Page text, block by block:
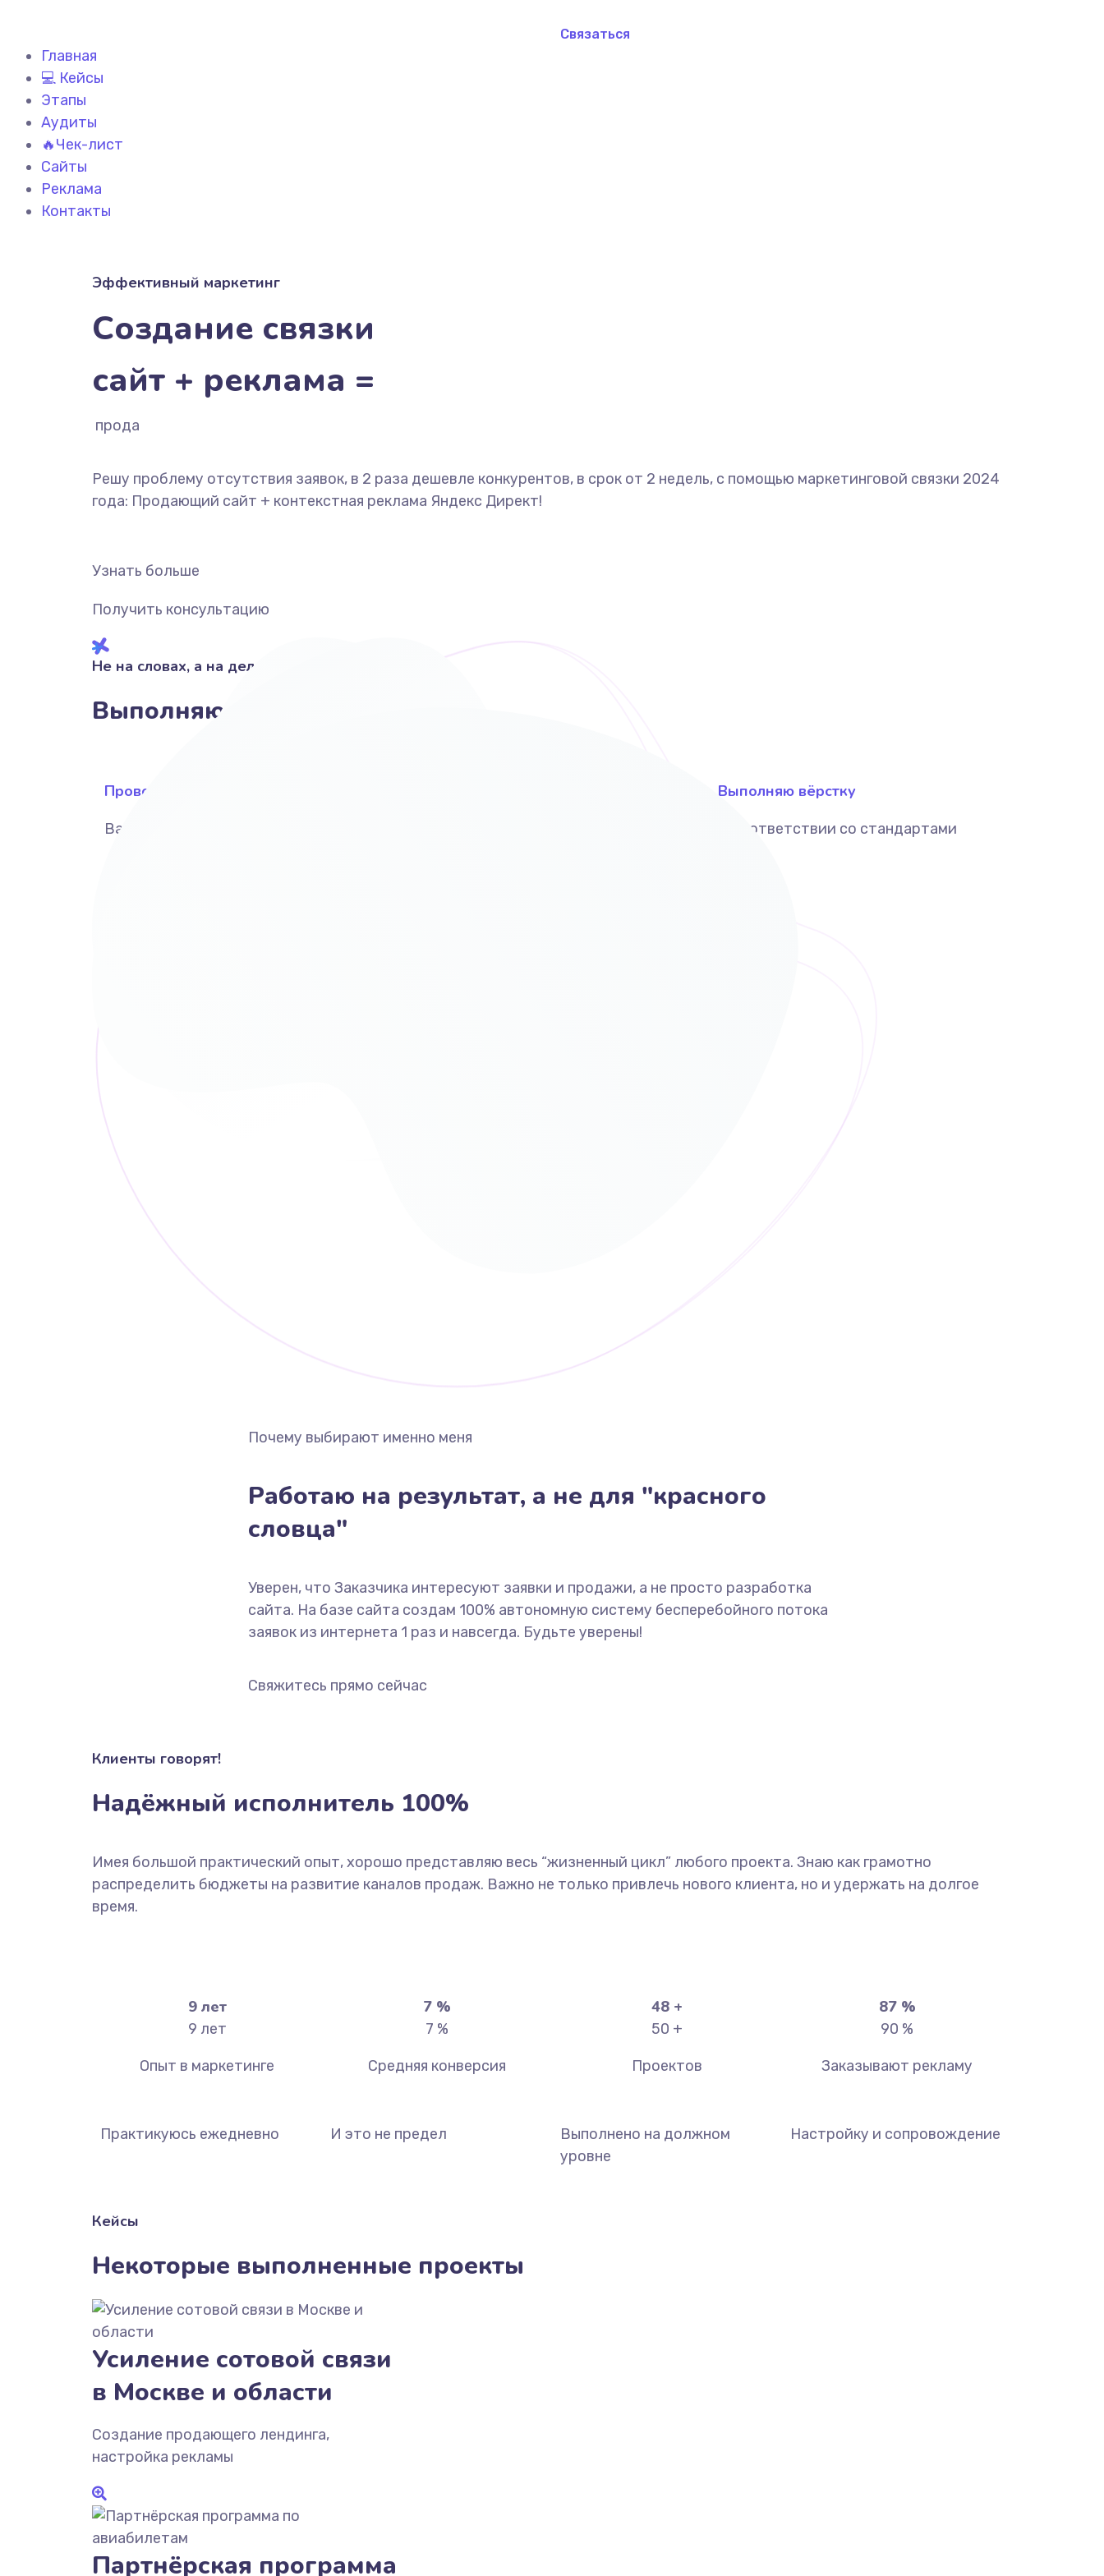
Главная
💻 Кейсы
Этапы
Аудиты
🔥Чек-лист
Сайты
Реклама
Контакты
Связаться
Эффективный маркетинг
Создание связки
сайт + реклама =
продажи
Решу проблему отсутствия заявок, в 2 раза дешевле конкурентов, в срок от 2 недель, с помощью маркетинговой связки 2024
года: Продающий сайт + контекстная реклама Яндекс Директ!
Узнать больше
Получить консультацию
Не на словах, а на деле!
Выполняю своими руками:
Провожу исследование
Вашего бизнеса, рынка и конкурентов
Выполняю вёрстку
В соответствии со стандартами
Почему выбирают именно меня
Работаю на результат, а не для "красного
словца"
Уверен, что Заказчика интересуют заявки и продажи, а не просто разработка
сайта. На базе сайта создам 100% автономную систему бесперебойного потока
заявок из интернета 1 раз и навсегда. Будьте уверены!
Свяжитесь прямо сейчас
Клиенты говорят!
Надёжный исполнитель 100%
Имея большой практический опыт, хорошо представляю весь “жизненный цикл” любого проекта. Знаю как грамотно
распределить бюджеты на развитие каналов продаж. Важно не только привлечь нового клиента, но и удержать на долгое
время.
9лет
9 лет
Опыт в маркетинге
Практикуюсь ежедневно
7 %
7 %
Средняя конверсия
И это не предел
50 +
50 +
Проектов
Выполнено на должном
уровне
90%
90 %
Заказывают рекламу
Настройку и сопровождение
Кейсы
Некоторые выполненные проекты
Усиление сотовой связи
в Москве и области
Создание продающего лендинга,
настройка рекламы
Партнёрская программа